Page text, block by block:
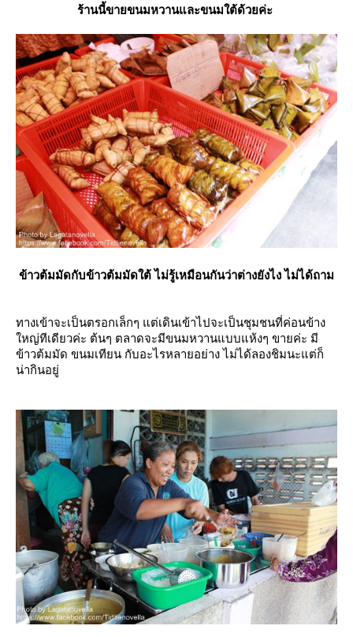
ร้านนี้ขายขนมหวานและขนมใต้ด้วยค่ะ
ข้าวต้มมัดกับข้าวต้มมัดใต้ ไม่รู้เหมือนกันว่าต่างยังไง ไม่ได้ถาม
ทางเข้าจะเป็นตรอกเล็กๆ แต่เดินเข้าไปจะเป็นชุมชนที่ค่อนข้าง
หญ่ทีเดียวค่ะ ต้นๆ ตลาดจะมีขนมหวานแบบแห้งๆ ขายค่ะ มี
ข้าวต้มมัด ขนมเทียน กับอะไรหลายอย่าง ไม่ได้ลองชิมนะแต่ก็
น่ากินอยู่